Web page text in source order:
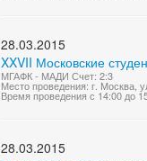
28.03.2015
XXVII Московские
МГАФК - МАДИ Счет: 2:3
Место проведения: г. Москва,
Время проведения с 14:00 до
28.03.2015